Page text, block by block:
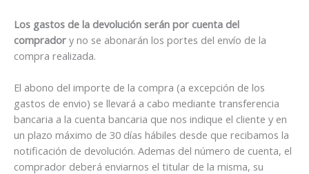
Los gastos de la devolución serán por cuenta del
comprador y no se abonarán los portes del envío de la
compra realizada.
El abono del importe de la compra (a excepción de los
gastos de envio) se llevará a cabo mediante transferencia
bancaria a la cuenta bancaria que nos indique el cliente y en
un plazo máximo de 30 días hábiles desde que recibamos la
notificación de devolución. Ademas del número de cuenta, el
comprador deberá enviarnos el titular de la misma, su